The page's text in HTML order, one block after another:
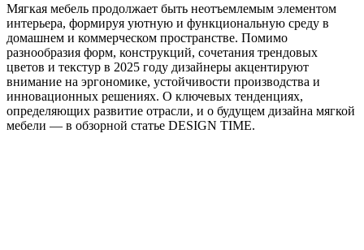
Мягкая мебель продолжает быть неотъемлемым элементом
интерьера, формируя уютную и функциональную среду в
домашнем и коммерческом пространстве. Помимо
разнообразия форм, конструкций, сочетания трендовых
цветов и текстур в 2025 году дизайнеры акцентируют
внимание на эргономике, устойчивости производства и
инновационных решениях. О ключевых тенденциях,
определяющих развитие отрасли, и о будущем дизайна мягкой
мебели — в обзорной статье DESIGN TIME.